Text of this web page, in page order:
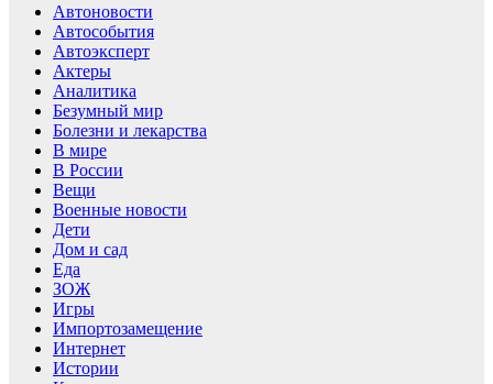
Автоновости
Автособытия
Автоэксперт
Актеры
Аналитика
Безумный мир
Болезни и лекарства
В мире
В России
Вещи
Военные новости
Дети
Дом и сад
Еда
ЗОЖ
Игры
Импортозамещение
Интернет
Истории